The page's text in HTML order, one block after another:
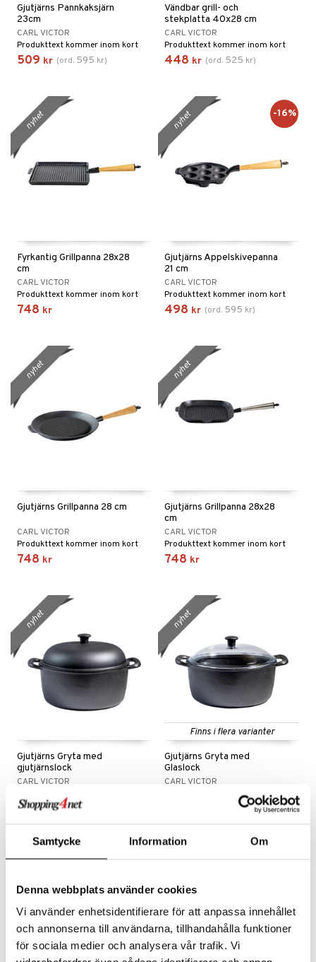
Samtycke Information Om
Denna webbplats använder cookies
Vi använder enhetsidentifierare för att anpassa innehållet
och annonserna till användarna, tillhandahålla funktioner
för sociala medier och analysera vår trafik. Vi
Gjutjärns Pannkaksjärn
23cm
CARL VICTOR
Produkttext kommer inom kort
509 kr (ord. 595 kr)
Vändbar grill- och
stekplatta 40x28 cm
CARL VICTOR
Produkttext kommer inom kort
448 kr (ord. 525 kr)
Fyrkantig Grillpanna 28x28
cm
CARL VICTOR
Produkttext kommer inom kort
748 kr
nyhet
Gjutjärns Äppelskivepanna
21 cm
CARL VICTOR
Produkttext kommer inom kort
498 kr (ord. 595 kr)
nyhet -16%
Gjutjärns Grillpanna 28 cm
CARL VICTOR
Produkttext kommer inom kort
748 kr
nyhet
Gjutjärns Grillpanna 28x28
cm
CARL VICTOR
Produkttext kommer inom kort
748 kr
nyhet
Gjutjärns Gryta med
gjutjärnslock
CARL VICTOR
1298 kr
nyhet
Finns i flera varianter
Gjutjärns Gryta med
Glaslock
CARL VICTOR
Produkttext kommer inom kort
nyhet
& Cognacglas
och Brynen
Muggar
/ Outdoor
Bakformar
& Täcken
& Örngott